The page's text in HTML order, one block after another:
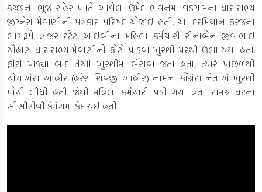
કચ્છના ભુજ શહેર ખાતે આવેલા ઉમેદ ભવનમાં વડગામના ધારાસભ્ય
જીગ્નેશ મેવાણીની પત્રકાર પરિષદ યોજાઈ હતી. આ દરમિયાન ફરજના
ભાગરૂપે હાજર સ્ટેટ આઈબીના મહિલા કર્મચારી રીનાબેન જીવાભાઈ
ચૌહાણ ધારાસભ્ય મેવાણીનો ફોટો પાડવા ખુરશી પરથી ઉભા થયા હતા.
ફોટો પાડ્યા બાદ તેઓ ખુરશીમાં બેસવા જતાં હતા, ત્યારે પાછળથી
એચ.એસ આહીર (હરેશ શિવજી આહીર) નામના કોંગ્રેસ નેતાએ ખુરશી
ખેંચી લીધી હતી. જેથી મહિલા કર્મચારી પડી ગયા હતા. સમગ્ર ઘટના
સીસીટીવી કેમેરામાં કેદ થઈ હતી.